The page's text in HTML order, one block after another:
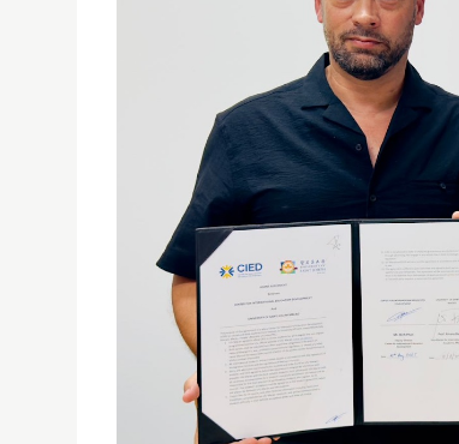
聖若瑟大學與河內CIED簽訂合作協議
26/08/2025